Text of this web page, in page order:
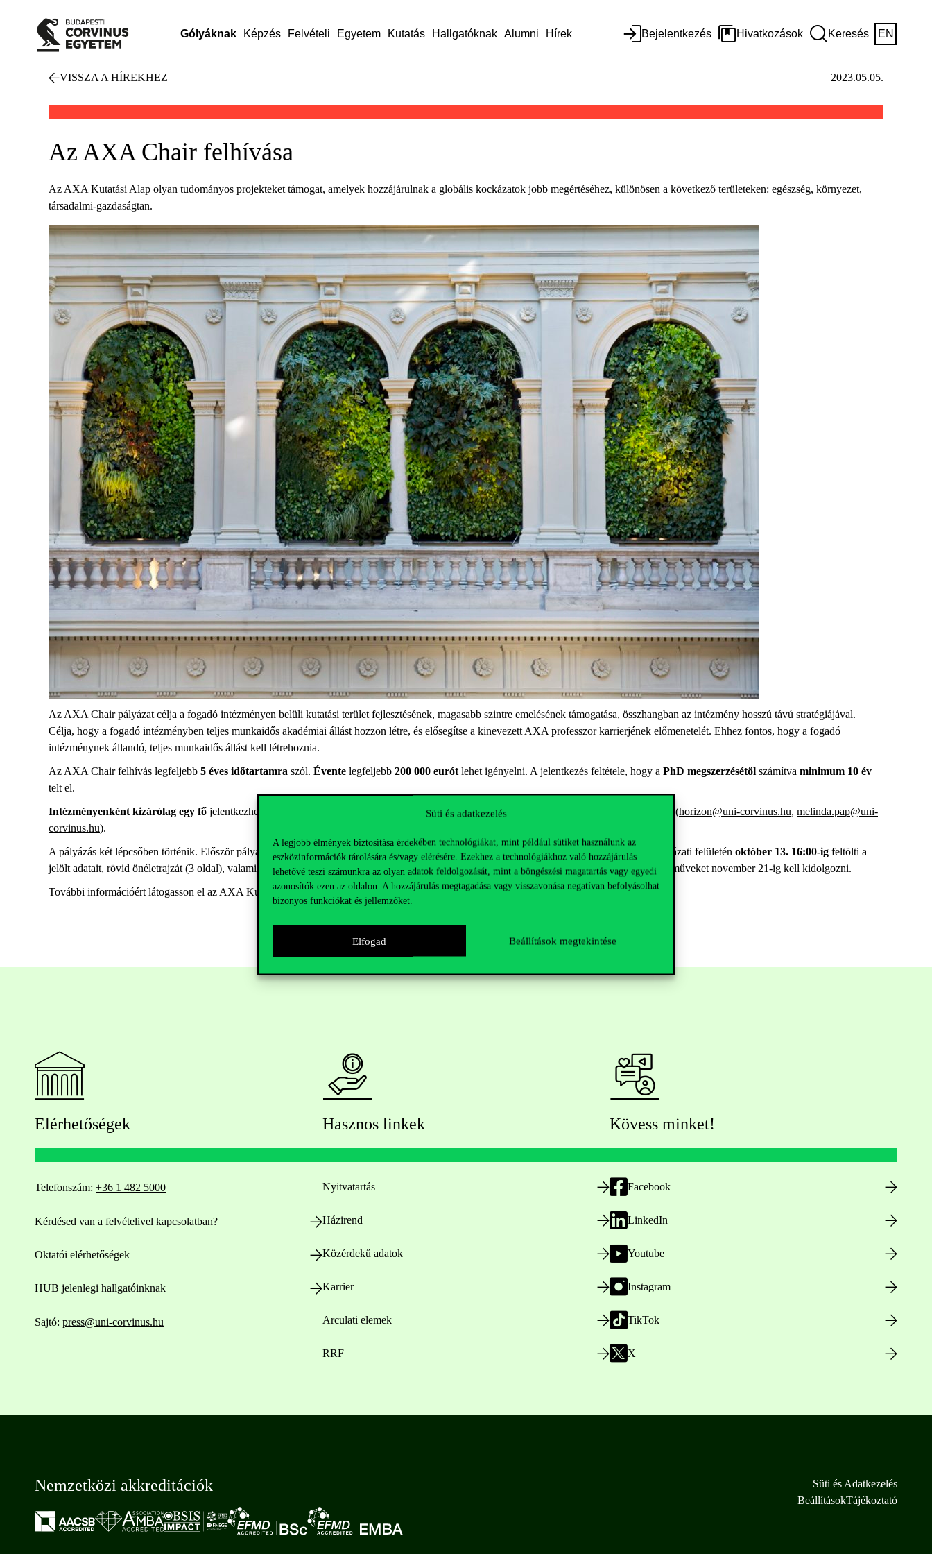
Süti és adatkezelés
A legjobb élmények biztosítása érdekében technológiákat, mint például sütiket használunk az
eszközinformációk tárolására és/vagy elérésére. Ezekhez a technológiákhoz való hozzájárulás
lehetővé teszi számunkra az olyan adatok feldolgozását, mint a böngészési magatartás vagy egyedi
azonosítók ezen az oldalon. A hozzájárulás megtagadása vagy visszavonása negatívan befolyásolhat
bizonyos funkciókat és jellemzőket.
Elfogad Beállítások megtekintése
Gólyáknak Képzés Felvételi Egyetem Kutatás Hallgatóknak Alumni Hírek Bejelentkezés Hivatkozások Keresés EN
VISSZA A HÍREKHEZ 2023.05.05.
Az AXA Chair felhívása
Az AXA Kutatási Alap olyan tudományos projekteket támogat, amelyek hozzájárulnak a globális kockázatok jobb megértéséhez, különösen a következő területeken: egészség, környezet,
társadalmi-gazdaságtan.
Az AXA Chair pályázat célja a fogadó intézményen belüli kutatási terület fejlesztésének, magasabb szintre emelésének támogatása, összhangban az intézmény hosszú távú stratégiájával.
Célja, hogy a fogadó intézményben teljes munkaidős akadémiai állást hozzon létre, és elősegítse a kinevezett AXA professzor karrierjének előmenetelét. Ehhez fontos, hogy a fogadó
intézménynek állandó, teljes munkaidős állást kell létrehoznia.
Az AXA Chair felhívás legfeljebb 5 éves időtartamra szól. Évente legfeljebb 200 000 eurót lehet igényelni. A jelentkezés feltétele, hogy a PhD megszerzésétől számítva minimum 10 év
telt el.
Intézményenként kizárólag egy fő jelentkezhet, ezért kérjük, hogy jelentkezési szándékát mielőbb jelezze a Kutatásmenedzsment Irodán (horizon@uni-corvinus.hu, melinda.pap@uni-
corvinus.hu).
A pályázás két lépcsőben történik. Először pályázati szándékát jeleznie kell az intézményi képviselő, Pap Melinda felé, aki az AXA online pályázati felületén október 13. 16:00-ig feltölti a
jelölt adatait, rövid önéletrajzát (3 oldal), valamint a kutatási program címét és leírását (szóközökkel együtt 3000 karakter). A részletesebb pályaműveket november 21-ig kell kidolgozni.
További információért látogasson el az AXA Kutatási Alapoldaláravagy nézze meg a felhívásútmutatóját .
Elérhetőségek
Telefonszám: +36 1 482 5000
Kérdésed van a felvételivel kapcsolatban?
Oktatói elérhetőségek
HUB jelenlegi hallgatóinknak
Sajtó: press@uni-corvinus.hu
Hasznos linkek
Nyitvatartás
Házirend
Közérdekű adatok
Karrier
Arculati elemek
RRF
Kövess minket!
Facebook
LinkedIn
Youtube
Instagram
TikTok
X
Nemzetközi akkreditációk
Süti és Adatkezelés
BeállításokTájékoztató